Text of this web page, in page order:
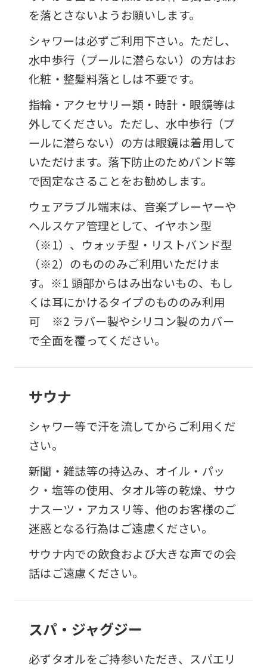
を落とさないようお願いします。
シャワーは必ずご利用下さい。ただし、
水中歩行（プールに潜らない）の方はお
化粧・整髪料落としは不要です。
指輪・アクセサリー類・時計・眼鏡等は
外してください。ただし、水中歩行（プ
ールに潜らない）の方は眼鏡は着用して
いただけます。落下防止のためバンド等
で固定なさることをお勧めします。
ウェアラブル端末は、音楽プレーヤーや
ヘルスケア管理として、イヤホン型
（※1）、ウォッチ型・リストバンド型
（※2）のもののみご利用いただけま
す。※1 頭部からはみ出ないもの、もし
くは耳にかけるタイプのもののみ利用
可 ※2 ラバー製やシリコン製のカバー
で全面を覆ってください。
サウナ
シャワー等で汗を流してからご利用くだ
さい。
新聞・雑誌等の持込み、オイル・パッ
ク・塩等の使用、タオル等の乾燥、サウ
ナスーツ・アカスリ等、他のお客様のご
迷惑となる行為はご遠慮ください。
サウナ内での飲食および大きな声での会
話はご遠慮ください。
スパ・ジャグジー
必ずタオルをご持参いただき、スパエリ